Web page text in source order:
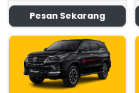
Pesan Sekarang